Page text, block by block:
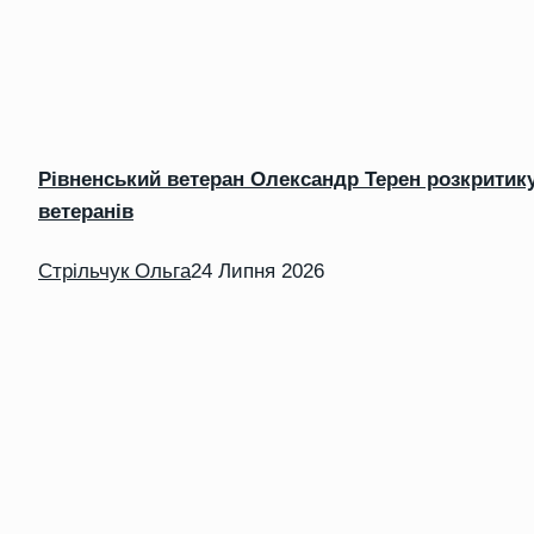
Рівненський ветеран Олександр Терен
ветеранів
Стрільчук Ольга24 Липня 2026